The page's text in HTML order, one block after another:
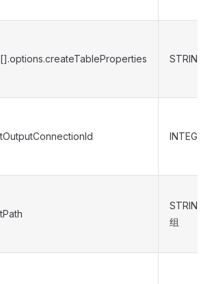
STRING
INTEGER
STRING
组